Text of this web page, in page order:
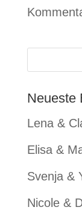
Neueste
Lena &
Elisa &
Svenja &
Nicole &